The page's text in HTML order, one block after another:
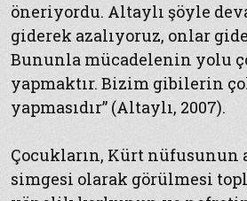
öneriyordu. Altaylı şöyle
giderek azalıyoruz, onlar
Bununla mücadelenin yolu
yapmaktır. Bizim gibilerin
yapmasıdır” (Altaylı, 2007).
Çocukların, Kürt nüfusunun
simgesi olarak görülmesi